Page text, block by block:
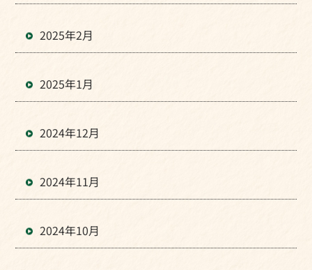
2025年2月
2025年1月
2024年12月
2024年11月
2024年10月